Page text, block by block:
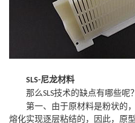
SLS-尼龙材料
那么SLS技术的缺点有哪些呢
第一、由于原材料是粉状的
熔化实现逐层粘结的，因此，原